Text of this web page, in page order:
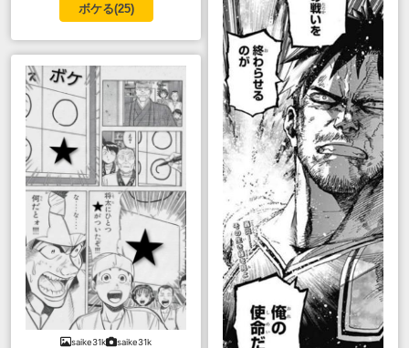
ボケる(25)
saike31k saike31k